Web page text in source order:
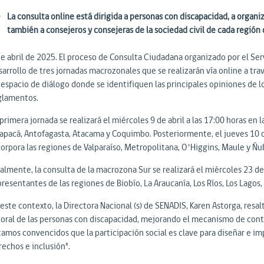
La consulta online está dirigida a personas con discapacidad, a
también a consejeros y consejeras de la sociedad civil de cada región
abril de 2025. El proceso de Consulta Ciudadana organizado por el
de tres jornadas macrozonales que se realizarán vía online a
de diálogo donde se identifiquen las principales opiniones de
jornada se realizará el miércoles 9 de abril a las 17:00 horas
Antofagasta, Atacama y Coquimbo. Posteriormente, el jueves
las regiones de Valparaíso, Metropolitana, O’Higgins, Maule y
la consulta de la macrozona Sur se realizará el miércoles 23
de las regiones de Biobío, La Araucanía, Los Ríos, Los
contexto, la Directora Nacional (s) de SENADIS, Karen Astorga,
de las personas con discapacidad, mejorando el mecanismo de
convencidos que la participación social es clave para diseñar e
e inclusión".